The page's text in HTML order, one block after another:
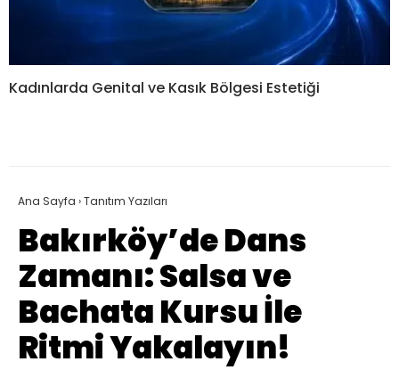
Kadınlarda Genital ve Kasık Bölgesi Estetiği
Ana Sayfa ›Tanıtım Yazıları
Bakırköy’de Dans
Zamanı: Salsa ve
Bachata Kursu İle
Ritmi Yakalayın!